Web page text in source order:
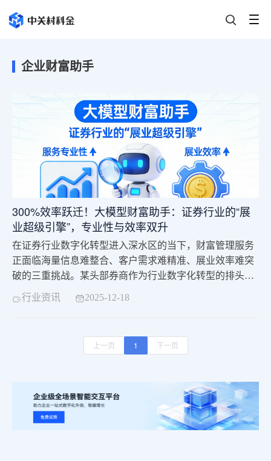
企业财富助手
300%效率跃迁！大模型财富助手：证券行业的“展
业超级引擎”，专业性与效率双升
在证券行业数字化转型进入深水区的当下，财富管理服务
正面临海量信息难整合、客户需求难精准、展业效率难突
破的三重挑战。某头部券商作为行业数字化转型的排头
兵，亟需通过智能化工具赋能财富顾问，破解服务专业性
不足、展业效率偏低、客户匹配精准度不够等核心痛点，
4+级自研企业知识大模型，为其量身打造大模型财富助
手，以技术适配业务、场景贴合需求为核心逻辑，构建全
行业资讯 2025-12-18
上一页 1 下一页